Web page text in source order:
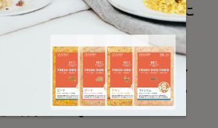
と、1日の最適カロリー量を知るこ
カロリー量が125kcalのワンちゃん
のドッグフードを与えている
な食事量は31gとなります。